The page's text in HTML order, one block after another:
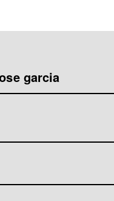
garcia